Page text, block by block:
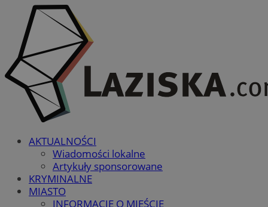
AKTUALNOŚCI
Wiadomości lokalne
Artykuły sponsorowane
KRYMINALNE
MIASTO
INFORMACJE O MIEŚCIE